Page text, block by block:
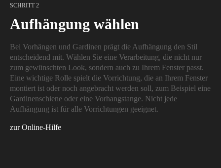
SCHRITT 2
Aufhängung wählen
Bei Vorhängen und Gardinen prägt die Aufhängung den Stil
entscheidend mit. Wählen Sie eine Verarbeitung, die nicht nur
zum gewünschten Look, sondern auch zu Ihrem Fenster passt.
Eine wichtige Rolle spielt die Vorrichtung, die an Ihrem Fenster
montiert ist oder noch angebracht werden soll, zum Beispiel eine
Gardinenschiene oder eine Vorhangstange. Nicht jede
Aufhängung ist für alle Vorrichtungen geeignet.
zur Online-Hilfe